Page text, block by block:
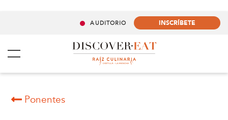
AUDITORIO INSCRÍBETE
Ponentes